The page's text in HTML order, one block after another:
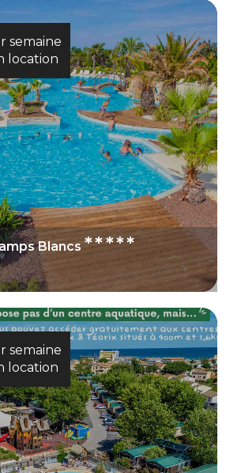
semaine
location
Blancs*****
semaine
location